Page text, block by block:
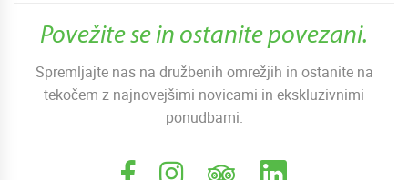
Povežite se in ostanite povezani.
Spremljajte nas na družbenih omrežjih in ostanite na
tekočem z najnovejšimi novicami in ekskluzivnimi
ponudbami.